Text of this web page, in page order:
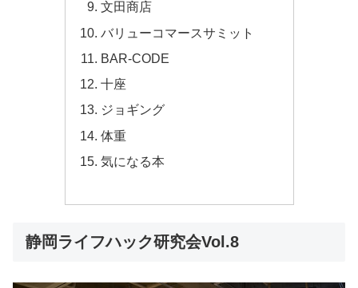
文田商店
バリューコマースサミット
BAR-CODE
十座
ジョギング
体重
気になる本
静岡ライフハック研究会Vol.8